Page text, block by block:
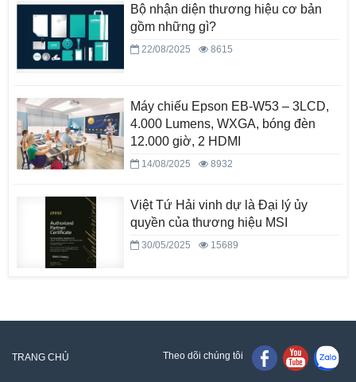
Bộ nhận diện thương hiệu cơ bản
gồm những gì?
22/08/2025 8615
Máy chiếu Epson EB-W53 – 3LCD,
4.000 Lumens, WXGA, bóng đèn
12.000 giờ, 2 HDMI
14/08/2025 8932
Việt Tứ Hải vinh dự là Đại lý ủy
quyền của thương hiệu MSI
30/05/2025 15689
TRANG CHỦ Theo dõi chúng tôi